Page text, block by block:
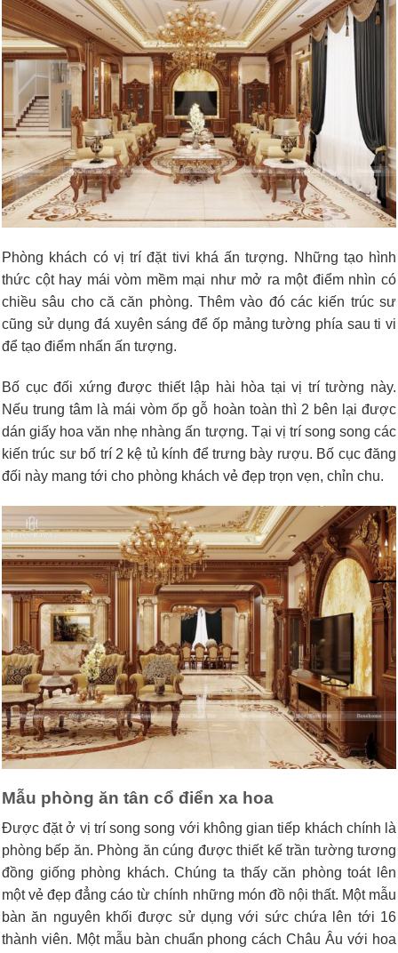
Phòng khách có vị trí đặt tivi khá ấn tượng. Những tạo hình
thức cột hay mái vòm mềm mại như mở ra một điểm nhìn có
chiều sâu cho că căn phòng. Thêm vào đó các kiến trúc sư
cũng sử dụng đá xuyên sáng để ốp mảng tường phía sau ti vi
để tạo điểm nhấn ấn tượng.
Bố cục đối xứng được thiết lập hài hòa tại vị trí tường này.
Nếu trung tâm là mái vòm ốp gỗ hoàn toàn thì 2 bên lại được
dán giấy hoa văn nhẹ nhàng ấn tượng. Tại vị trí song song các
kiến trúc sư bố trí 2 kệ tủ kính để trưng bày rượu. Bố cục đăng
đối này mang tới cho phòng khách vẻ đẹp trọn vẹn, chỉn chu.
Mẫu phòng ăn tân cổ điển xa hoa
Được đặt ở vị trí song song với không gian tiếp khách chính là
phòng bếp ăn. Phòng ăn cúng được thiết kế trần tường tương
đồng giống phòng khách. Chúng ta thấy căn phòng toát lên
một vẻ đẹp đẳng cáo từ chính những món đồ nội thất. Một mẫu
bàn ăn nguyên khối được sử dụng với sức chứa lên tới 16
thành viên. Một mẫu bàn chuẩn phong cách Châu Âu với hoa